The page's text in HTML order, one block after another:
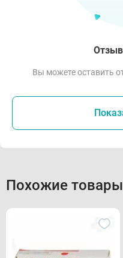
Вы можете оставить
Похожие товары